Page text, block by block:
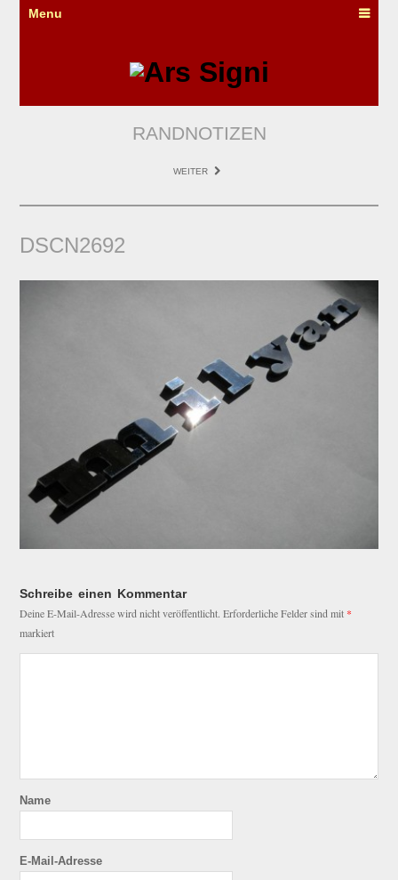
Menu
RANDNOTIZEN
WEITER
DSCN2692
Schreibe einen Kommentar
Deine E-Mail-Adresse wird nicht veröffentlicht. Erforderliche Felder sind mit *
markiert
Name
E-Mail-Adresse